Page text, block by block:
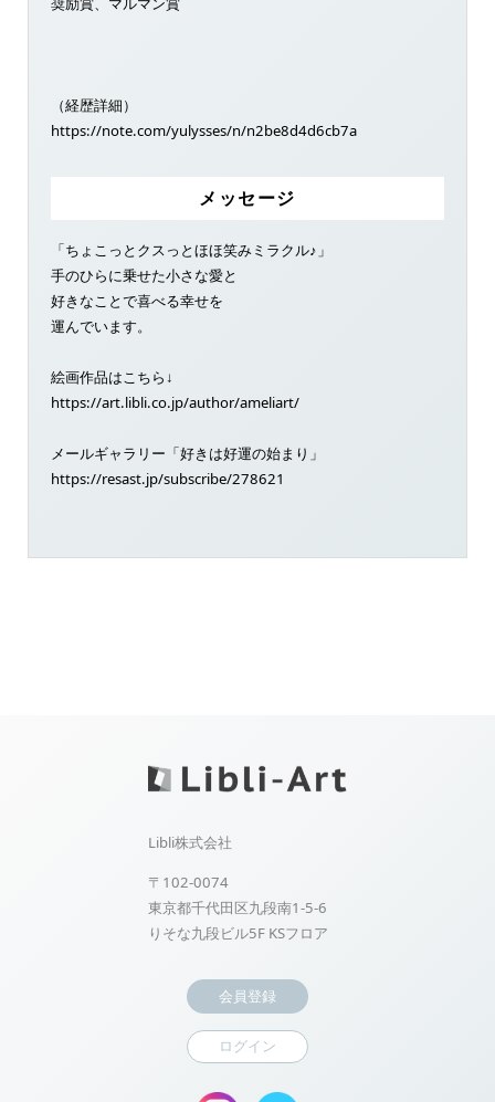
（経歴詳細）
https://note.com/yulysses/n/n2be8d4d6cb7a
メッセージ
「ちょこっとクスっとほほ笑みミラクル♪」
手のひらに乗せた小さな愛と
好きなことで喜べる幸せを
運んでいます。
絵画作品はこちら↓
https://art.libli.co.jp/author/ameliart/
メールギャラリー「好きは好運の始まり」
https://resast.jp/subscribe/278621
Libli株式会社
〒102-0074
東京都千代田区九段南1-5-6
りそな九段ビル5F KSフロア
会員登録
ログイン